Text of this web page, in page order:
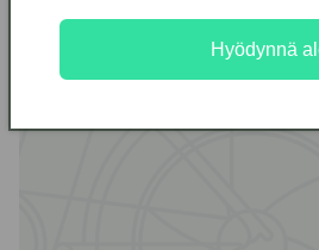
Hyödynnä